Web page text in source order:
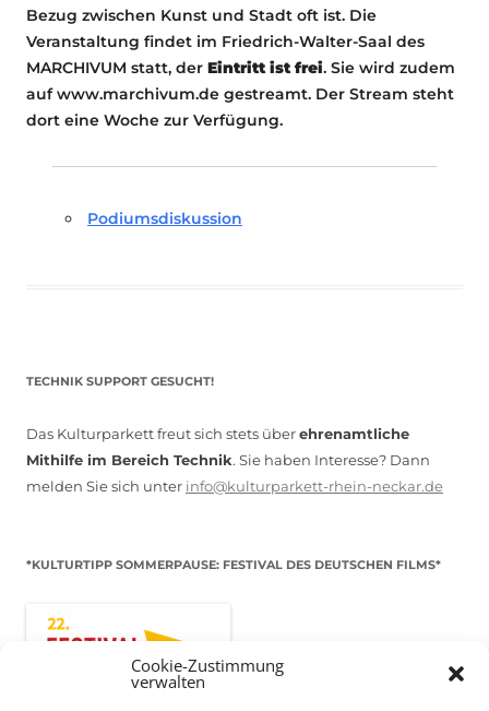
Cookie-Zustimmung
verwalten
Bezug zwischen Kunst und Stadt oft ist. Die
Veranstaltung findet im Friedrich-Walter-Saal des
MARCHIVUM statt, der Eintritt ist frei. Sie wird zudem
auf www.marchivum.de gestreamt. Der Stream steht
dort eine Woche zur Verfügung.
Podiumsdiskussion
TECHNIK SUPPORT GESUCHT!
Das Kulturparkett freut sich stets überehrenamtliche
Mithilfe im Bereich Technik. Sie haben Interesse? Dann
melden Sie sich unter info@kulturparkett-rhein-neckar.de
*KULTURTIPP SOMMERPAUSE: FESTIVAL DES DEUTSCHEN FILMS*